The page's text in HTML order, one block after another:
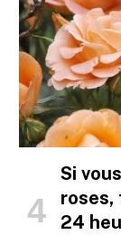
Si
roses,
24